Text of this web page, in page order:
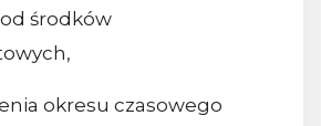
środków
okresu czasowego